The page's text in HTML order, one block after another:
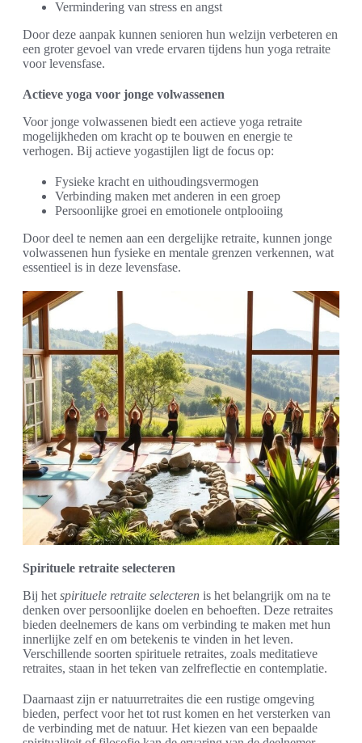
Vermindering van stress en angst
Door deze aanpak kunnen senioren hun welzijn verbeteren en
een groter gevoel van vrede ervaren tijdens hun yoga retraite
voor levensfase.
Actieve yoga voor jonge volwassenen
Voor jonge volwassenen biedt een actieve yoga retraite
mogelijkheden om kracht op te bouwen en energie te
verhogen. Bij actieve yogastijlen ligt de focus op:
Fysieke kracht en uithoudingsvermogen
Verbinding maken met anderen in een groep
Persoonlijke groei en emotionele ontplooiing
Door deel te nemen aan een dergelijke retraite, kunnen jonge
volwassenen hun fysieke en mentale grenzen verkennen, wat
essentieel is in deze levensfase.
Spirituele retraite selecteren
Bij het spirituele retraite selecteren is het belangrijk om na te
denken over persoonlijke doelen en behoeften. Deze retraites
bieden deelnemers de kans om verbinding te maken met hun
innerlijke zelf en om betekenis te vinden in het leven.
Verschillende soorten spirituele retraites, zoals meditatieve
retraites, staan in het teken van zelfreflectie en contemplatie.
Daarnaast zijn er natuurretraites die een rustige omgeving
bieden, perfect voor het tot rust komen en het versterken van
de verbinding met de natuur. Het kiezen van een bepaalde